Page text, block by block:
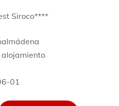
Siroco****
alojamiento
01